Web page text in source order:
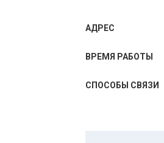
АДРЕС
ВРЕМЯ РАБОТЫ
СПОСОБЫ CВЯЗИ